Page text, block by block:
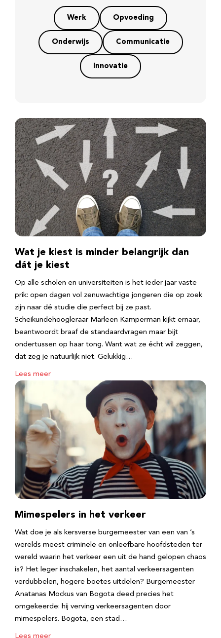
Werk Opvoeding
Onderwijs Communicatie
Innovatie
Wat je kiest is minder belangrijk dan
dát je kiest
Op alle scholen en universiteiten is het ieder jaar vaste
prik: open dagen vol zenuwachtige jongeren die op zoek
zijn naar dé studie die perfect bij ze past.
Scheikundehoogleraar Marleen Kamperman kijkt ernaar,
beantwoordt braaf de standaardvragen maar bijt
ondertussen op haar tong. Want wat ze écht wil zeggen,
dat zeg je natuurlijk niet. Gelukkig…
Lees meer
Mimespelers in het verkeer
Wat doe je als kersverse burgemeester van een van ’s
werelds meest criminele en onleefbare hoofdsteden ter
wereld waarin het verkeer een uit de hand gelopen chaos
is? Het leger inschakelen, het aantal verkeersagenten
verdubbelen, hogere boetes uitdelen? Burgemeester
Anatanas Mockus van Bogota deed precies het
omgekeerde: hij verving verkeersagenten door
mimespelers. Bogota, een stad…
Lees meer